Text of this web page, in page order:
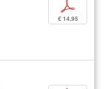
p
€ 14,95